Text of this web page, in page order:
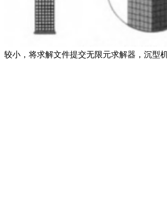
较小，将求解文件提交无限元求解器，沉型